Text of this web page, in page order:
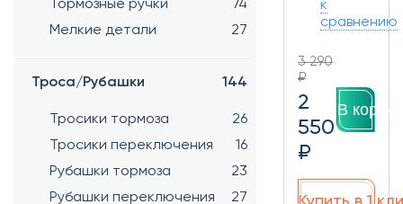
Тормозные ручки
74
Мелкие детали
27
Троса/Рубашки 144
Тросики тормоза
26
Тросики переключения
16
Рубашки тормоза
23
Рубашки переключения
27
к
сравнению
3 290
₽
2
550
₽
В